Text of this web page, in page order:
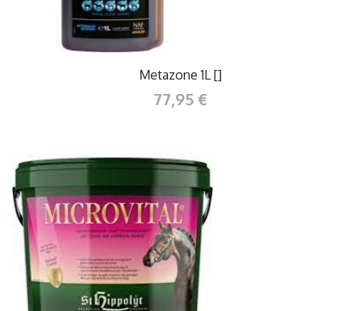
Metazone 1L []
77,95 €